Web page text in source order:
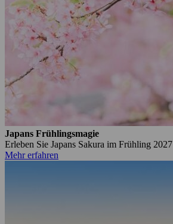
Japans Frühlingsmagie
Erleben Sie Japans Sakura im Frühling 2027
Mehr erfahren